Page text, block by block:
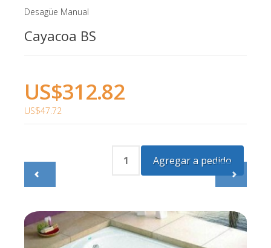
Desagüe Manual
Cayacoa BS
US$312.82
US$47.72